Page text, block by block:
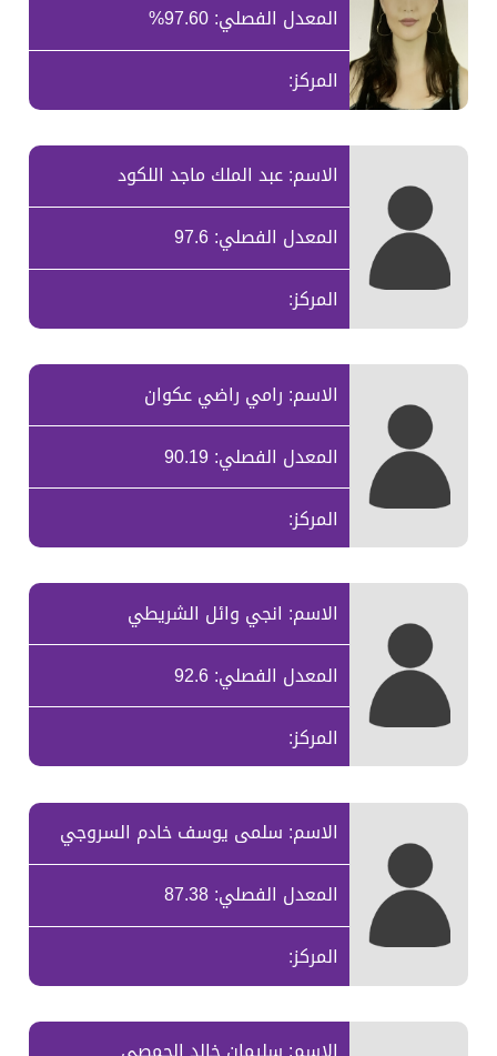
المعدل الفصلي: 97.60%
المركز:
الاسم: عبد الملك ماجد اللكود
المعدل الفصلي: 97.6
المركز:
الاسم: رامي راضي عكوان
المعدل الفصلي: 90.19
المركز:
الاسم: انجي وائل الشريطي
المعدل الفصلي: 92.6
المركز:
الاسم: سلمى يوسف خادم السروجي
المعدل الفصلي: 87.38
المركز: